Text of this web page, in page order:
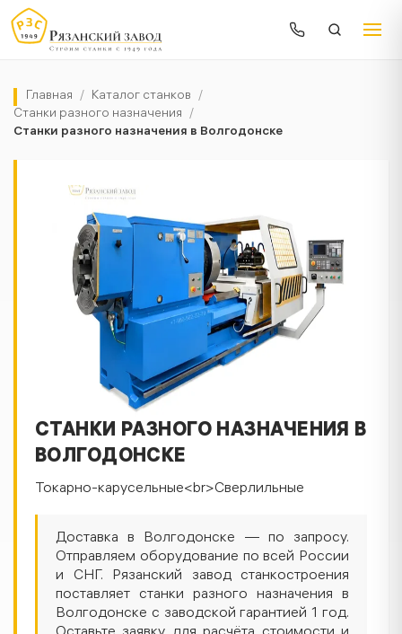
Главная / Каталог станков /
Станки разного назначения /
Станки разного назначения в Волгодонске
СТАНКИ РАЗНОГО НАЗНАЧЕНИЯ В
ВОЛГОДОНСКЕ
Токарно-карусельные<br>Сверлильные
Доставка в Волгодонске — по запросу.
Отправляем оборудование по всей России
и СНГ. Рязанский завод станкостроения
поставляет станки разного назначения в
Волгодонске с заводской гарантией 1 год.